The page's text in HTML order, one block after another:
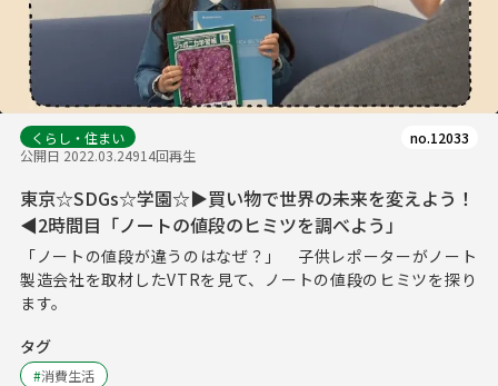
くらし・住まい
公開日 2022.03.24914回再生
no.12033
東京☆SDGs☆学園☆▶買い物で世界の未来を変えよう！
◀2時間目「ノートの値段のヒミツを調べよう」
「ノートの値段が違うのはなぜ？」 子供レポーターがノート
製造会社を取材したVTRを見て、ノートの値段のヒミツを探り
ます。
タグ
#消費生活